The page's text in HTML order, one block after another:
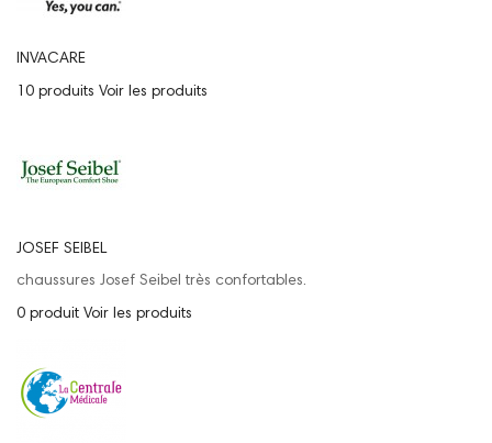
INVACARE
10 produits Voir les produits
JOSEF SEIBEL
chaussures Josef Seibel très confortables.
0 produit Voir les produits